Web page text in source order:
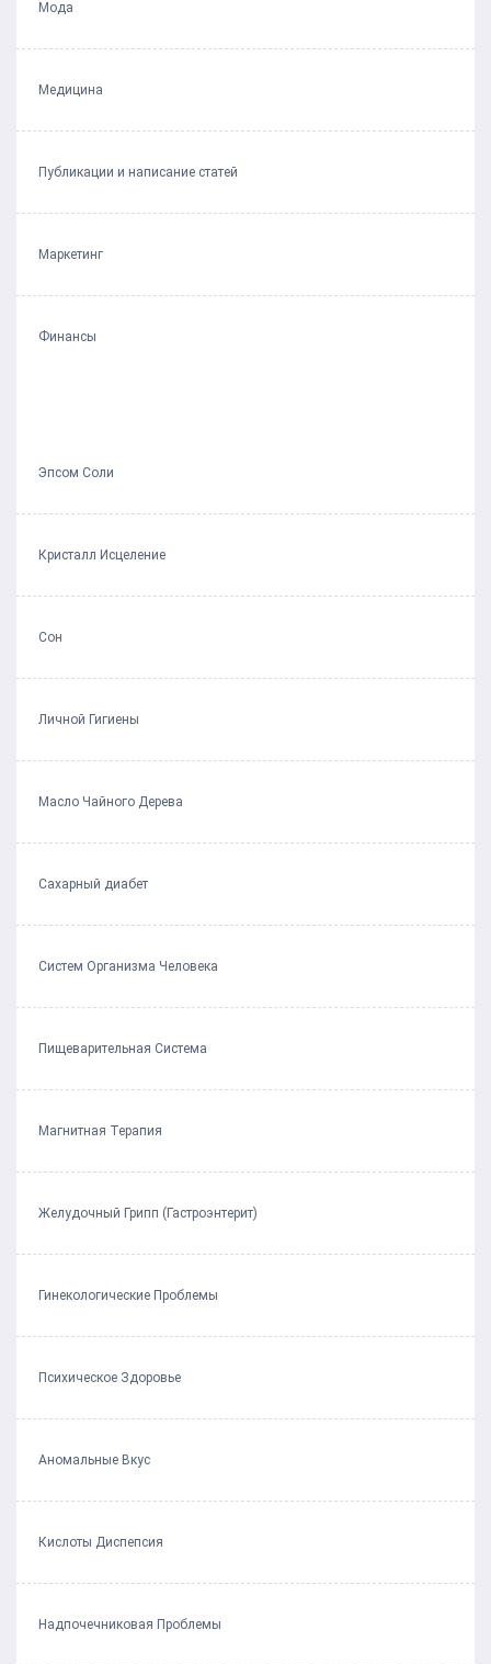
Мода
Медицина
Публикации и написание статей
Маркетинг
Финансы
Эпсом Соли
Кристалл Исцеление
Сон
Личной Гигиены
Масло Чайного Дерева
Сахарный диабет
Систем Организма Человека
Пищеварительная Система
Магнитная Терапия
Желудочный Грипп (Гастроэнтерит)
Гинекологические Проблемы
Психическое Здоровье
Аномальные Вкус
Кислоты Диспепсия
Надпочечниковая Проблемы